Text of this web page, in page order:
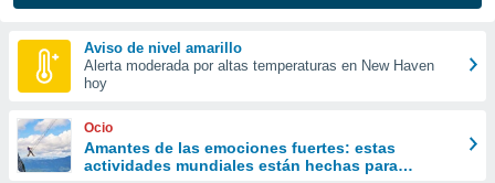
las
y
forma
digital
basada
Aviso de nivel amarillo
Alerta moderada por altas temperaturas en New Haven
hoy
Ocio
Amantes de las emociones fuertes: estas
actividades mundiales están hechas para